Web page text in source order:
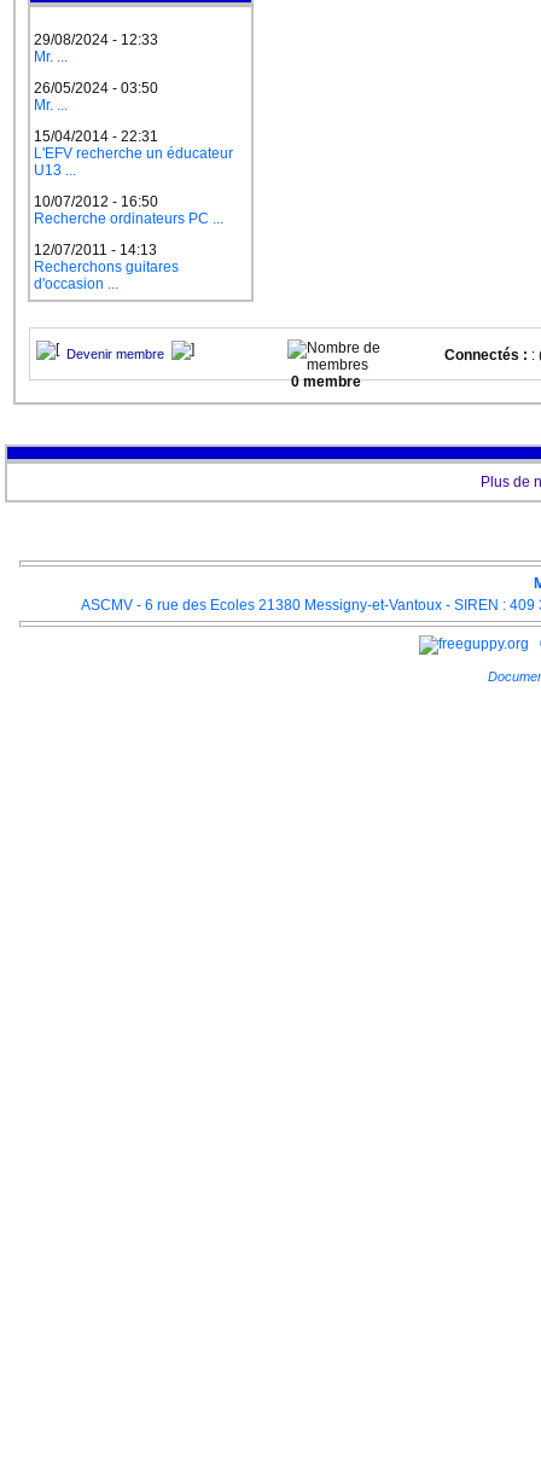
29/08/2024 - 12:33
Mr. ...
26/05/2024 - 03:50
Mr. ...
15/04/2014 - 22:31
L'EFV recherche un éducateur
U13 ...
10/07/2012 - 16:50
Recherche ordinateurs PC ...
12/07/2011 - 14:13
Recherchons guitares
d'occasion ...
Devenir membre
0 membre
Connectés : :
Plus de
ASCMV - 6 rue des Ecoles 21380 Messigny-et-Vantoux - SIREN :